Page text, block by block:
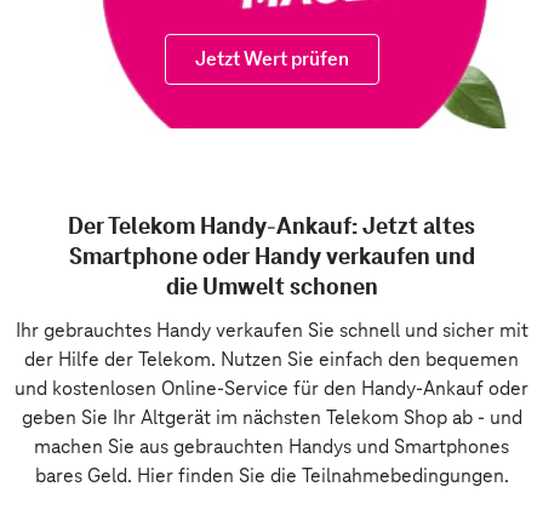
Jetzt Wert prüfen
Der Telekom Handy-Ankauf: Jetzt altes
Smartphone oder Handy verkaufen und
die Umwelt schonen
Ihr gebrauchtes Handy verkaufen Sie schnell und sicher mit
der Hilfe der Telekom. Nutzen Sie einfach den bequemen
und kostenlosen Online-Service für den Handy-Ankauf oder
geben Sie Ihr Altgerät im nächsten Telekom Shop ab - und
machen Sie aus gebrauchten Handys und Smartphones
bares Geld. Hier finden Sie die Teilnahmebedingungen.